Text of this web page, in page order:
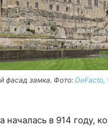
фасад замка. Фото: DeFacto,
началась в 914 году,